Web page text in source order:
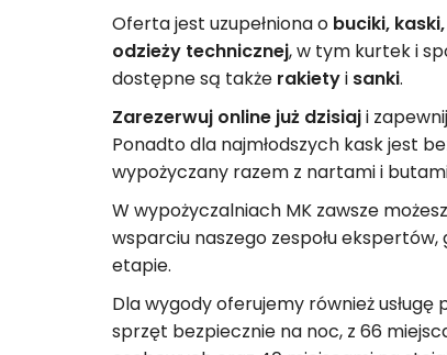
Oferta jest uzupełniona o buciki,
odzieży technicznej, w tym kurtek i
dostępne są także rakietyi sanki.
Zarezerwuj online już dzisiaji
Ponadto dla najmłodszych kask jest
wypożyczany razem z nartami i
W wypożyczalniach MK zawsze
wsparciu naszego zespołu
etapie.
Dla wygody oferujemy równieżusługę
sprzęt bezpiecznie na noc, z 66